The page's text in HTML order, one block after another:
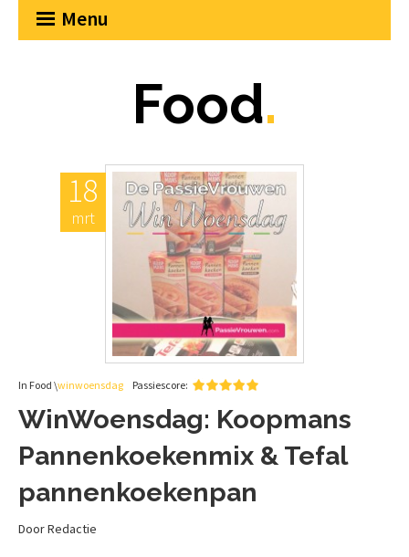
Menu
Food.
18
mrt
In Food \winwoensdag Passiescore:
WinWoensdag: Koopmans
Pannenkoekenmix & Tefal
pannenkoekenpan
Door Redactie